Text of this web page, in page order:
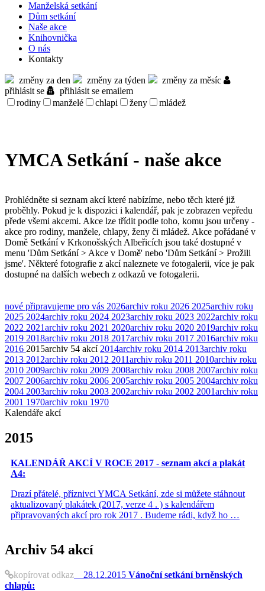
Manželská setkání
Dům setkání
Naše akce
Knihov­nička
O nás
Kontakty
změny za den změny za týden
změny za měsíc
přihlásit se
přihlásit se emailem
rodiny
manželé chlapi ženy mládež
YMCA Setkání - naše akce
Prohlédněte si seznam akcí které nabízíme, nebo těch které již
proběhly. Pokud je k dispozici i kalendář, pak je zobrazen vepředu
přede všemi akcemi. Akce lze třídit podle toho, komu jsou určeny -
akce pro rodiny, manžele, chlapy, ženy či mládež. Akce pořádané v
Domě Setkání v Krkonošských Albeřicích jsou také dostupné v
menu 'Dům Setkání > Akce v Domě' nebo 'Dům Setkání > Prožili
jsme'. Některé fotografie z akcí naleznete ve fotogalerii, více je pak
dostupné na dalších webech z odkazů ve fotogalerii.
nové připravujeme pro vás 2026archiv roku 2026 2025archiv roku
2025 2024archiv roku 2024 2023archiv roku 2023 2022archiv roku
2022 2021archiv roku 2021 2020archiv roku 2020 2019archiv roku
2019 2018archiv roku 2018 2017archiv roku 2017 2016archiv roku
2016 2015archiv 54 akcí 2014archiv roku 2014 2013archiv roku
2013 2012archiv roku 2012 2011archiv roku 2011 2010archiv roku
2010 2009archiv roku 2009 2008archiv roku 2008 2007archiv roku
2007 2006archiv roku 2006 2005archiv roku 2005 2004archiv roku
2004 2003archiv roku 2003 2002archiv roku 2002 2001archiv roku
2001 1970archiv roku 1970
Kalendáře akcí
2015
KALENDÁŘ AKCÍ V ROCE 2017 - seznam akcí a plakát
A4:
Drazí přátelé, příznivci YMCA Setkání, zde si můžete stáhnout
aktualizovaný plakátek (2017, verze 4 . ) s kalendářem
připravovaných akcí pro rok 2017 . Budeme rádi, když ho …
Archiv 54 akcí
kopírovat odkaz 28.12.2015 Vánoční setkání brněnských
chlapů: